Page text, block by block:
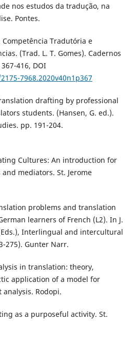
nos estudos da tradução, na
Pontes.
Tradutória e
(Trad. L. T. Gomes). Cadernos
416, DOI
7968.2020v40n1p367
drafting by professional
students. (Hansen, G. ed.).
pp. 191-204.
Cultures: An introduction for
mediators. St. Jerome
problems and translation
learners of French (L2). In J.
Interlingual and intercultural
275). Gunter Narr.
in translation: theory,
application of a model for
Rodopi.
as a purposeful activity. St.